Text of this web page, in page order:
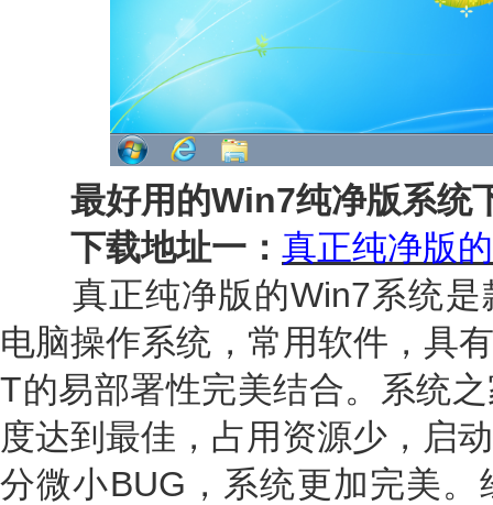
最好用的Win7纯净版系统
下载地址一： 真正纯净版
真正纯净版的Win7系统是
电脑操作系统，常用软件，具
T的易部署性完美结合。系统
度达到最佳，占用资源少，启
分微小BUG，系统更加完美